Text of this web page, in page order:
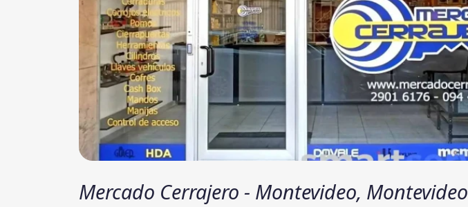
Mercado Cerrajero - Montevideo, Montevideo